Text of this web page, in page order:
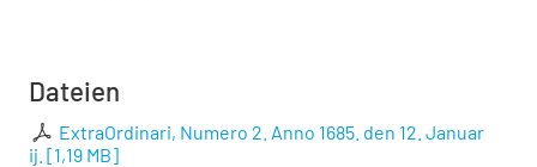
Dateien
ExtraOrdinari, Numero 2. Anno 1685. den 12. Januar
ij. [1,19 MB]